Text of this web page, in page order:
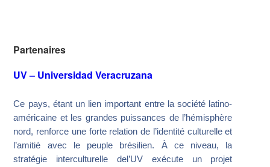
Partenaires
UV – Universidad Veracruzana
Ce pays, étant un lien important entre la société latino-
américaine et les grandes puissances de l’hémisphère
nord, renforce une forte relation de l’identité culturelle et
l’amitié avec le peuple brésilien. À ce niveau, la
stratégie interculturelle del’UV exécute un projet